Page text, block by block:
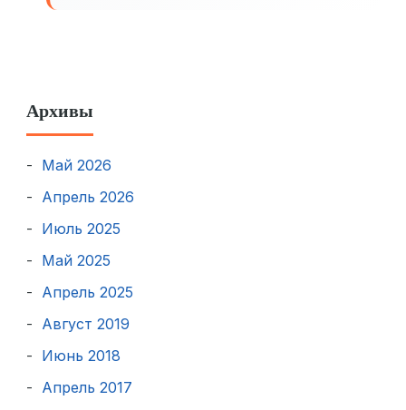
Архивы
Май 2026
Апрель 2026
Июль 2025
Май 2025
Апрель 2025
Август 2019
Июнь 2018
Апрель 2017